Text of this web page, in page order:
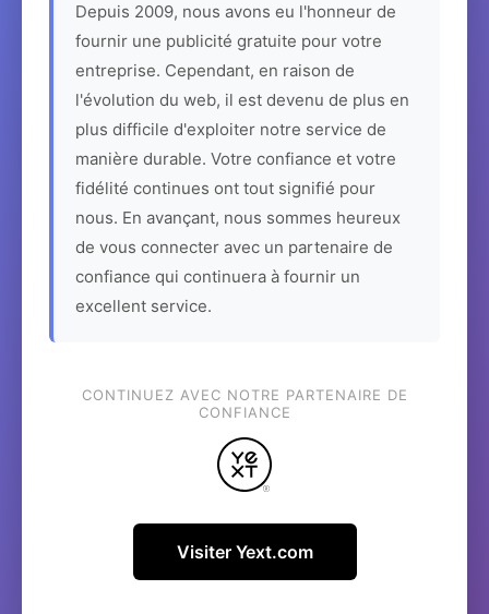
Depuis 2009, nous avons eu l'honneur de
fournir une publicité gratuite pour votre
entreprise. Cependant, en raison de
l'évolution du web, il est devenu de plus en
plus difficile d'exploiter notre service de
manière durable. Votre confiance et votre
fidélité continues ont tout signifié pour
nous. En avançant, nous sommes heureux
de vous connecter avec un partenaire de
confiance qui continuera à fournir un
excellent service.
CONTINUEZ AVEC NOTRE PARTENAIRE DE
CONFIANCE
Visiter Yext.com